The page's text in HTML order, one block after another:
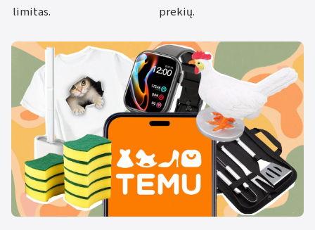
limitas.
prekių.